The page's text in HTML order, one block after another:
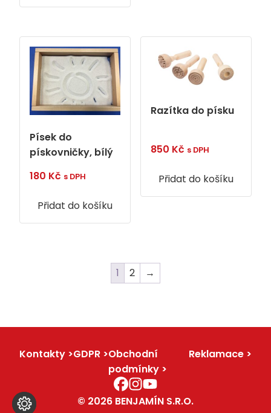
Písek do
pískovničky, bílý
180 Kč s DPH
Přidat do košíku
Razítka do písku
850 Kč s DPH
Přidat do košíku
1 2 →
Kontakty GDPR
Obchodní
podmínky
Reklamace
© 2026 BENJAMÍN S.R.O.